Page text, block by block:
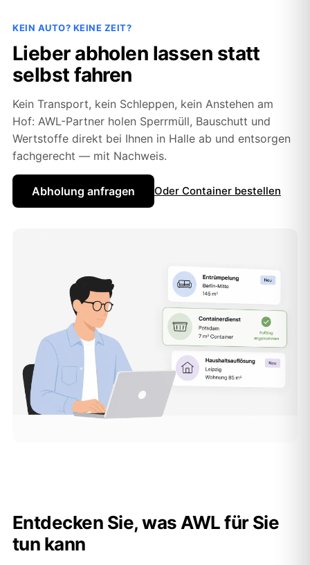
KEIN AUTO? KEINE ZEIT?
Lieber abholen lassen statt
selbst fahren
Kein Transport, kein Schleppen, kein Anstehen am
Hof: AWL-Partner holen Sperrmüll, Bauschutt und
Wertstoffe direkt bei Ihnen in Halle ab und entsorgen
fachgerecht — mit Nachweis.
Abholung anfragen Oder Container bestellen
Entdecken Sie, was AWL für Sie
tun kann